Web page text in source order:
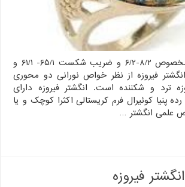
فیروزه دارای وزن مخصوص ۸/۲-۶/۲ و ضریب شکست ۶۵/۱- ۶۱/۱ و
انگشتر فیروزه از نظر خواص نورانی دو محوری
ترد و شکننده است. انگشتر فیروزه دارای
پنیا کوئیرال فرم کریستالی اکثرا کوچک و یا
علمی انگشتر …
فیروزه